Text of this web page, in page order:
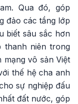
Qua đó, góp
đảo các tầng lớp
biết sâu sắc hơn
thanh niên trong
mạng vô sản Việt
thế hệ cha anh
sự nghiệp đấu
đất nước, góp